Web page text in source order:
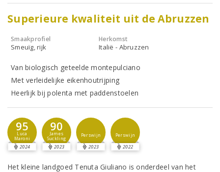
Superieure kwaliteit uit de Abruzzen
Smaakprofiel
Smeuïg, rijk
Herkomst
Italië - Abruzzen
Van biologisch geteelde montepulciano
Met verleidelijke eikenhoutrijping
Heerlijk bij polenta met paddenstoelen
95
Luca
Maroni
2024
90
James
Suckling
2023
Perswijn
2023
Perswijn
2022
Het kleine landgoed Tenuta Giuliano is onderdeel van het